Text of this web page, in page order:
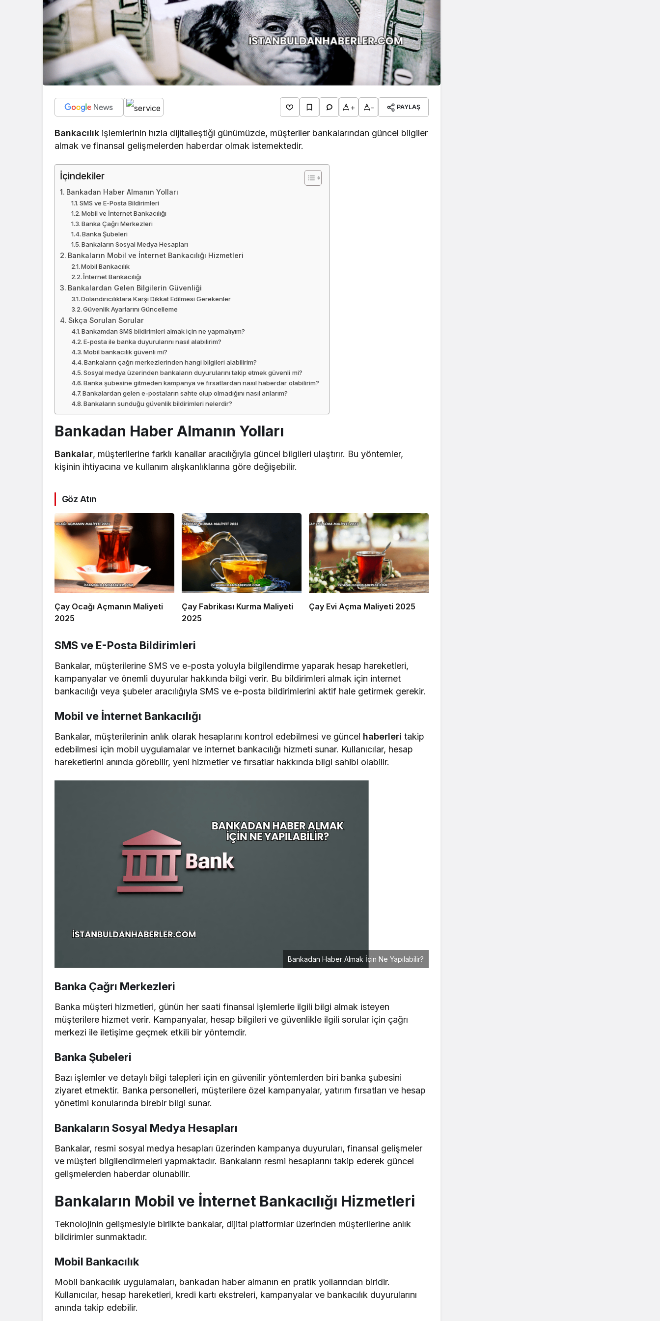
+ - PAYLAŞ
Bankacılık işlemlerinin hızla dijitalleştiği günümüzde, müşteriler bankalarından güncel bilgiler
almak ve finansal gelişmelerden haberdar olmak istemektedir.
İçindekiler
Bankadan Haber Almanın Yolları
SMS ve E-Posta Bildirimleri
Mobil ve İnternet Bankacılığı
Banka Çağrı Merkezleri
Banka Şubeleri
Bankaların Sosyal Medya Hesapları
Bankaların Mobil ve İnternet Bankacılığı Hizmetleri
Mobil Bankacılık
İnternet Bankacılığı
Bankalardan Gelen Bilgilerin Güvenliği
Dolandırıcılıklara Karşı Dikkat Edilmesi Gerekenler
Güvenlik Ayarlarını Güncelleme
Sıkça Sorulan Sorular
Bankamdan SMS bildirimleri almak için ne yapmalıyım?
E-posta ile banka duyurularını nasıl alabilirim?
Mobil bankacılık güvenli mi?
Bankaların çağrı merkezlerinden hangi bilgileri alabilirim?
Sosyal medya üzerinden bankaların duyurularını takip etmek güvenli mi?
Banka şubesine gitmeden kampanya ve fırsatlardan nasıl haberdar olabilirim?
Bankalardan gelen e-postaların sahte olup olmadığını nasıl anlarım?
Bankaların sunduğu güvenlik bildirimleri nelerdir?
Bankadan Haber Almanın Yolları
Bankalar, müşterilerine farklı kanallar aracılığıyla güncel bilgileri ulaştırır. Bu yöntemler,
kişinin ihtiyacına ve kullanım alışkanlıklarına göre değişebilir.
Göz Atın
Çay Ocağı Açmanın Maliyeti
2025
Çay Fabrikası Kurma Maliyeti
2025
Çay Evi Açma Maliyeti 2025
SMS ve E-Posta Bildirimleri
Bankalar, müşterilerine SMS ve e-posta yoluyla bilgilendirme yaparak hesap hareketleri,
kampanyalar ve önemli duyurular hakkında bilgi verir. Bu bildirimleri almak için internet
bankacılığı veya şubeler aracılığıyla SMS ve e-posta bildirimlerini aktif hale getirmek gerekir.
Mobil ve İnternet Bankacılığı
Bankalar, müşterilerinin anlık olarak hesaplarını kontrol edebilmesi ve güncel haberleritakip
edebilmesi için mobil uygulamalar ve internet bankacılığı hizmeti sunar. Kullanıcılar, hesap
hareketlerini anında görebilir, yeni hizmetler ve fırsatlar hakkında bilgi sahibi olabilir.
Bankadan Haber Almak İçin Ne Yapılabilir?
Banka Çağrı Merkezleri
Banka müşteri hizmetleri, günün her saati finansal işlemlerle ilgili bilgi almak isteyen
müşterilere hizmet verir. Kampanyalar, hesap bilgileri ve güvenlikle ilgili sorular için çağrı
merkezi ile iletişime geçmek etkili bir yöntemdir.
Banka Şubeleri
Bazı işlemler ve detaylı bilgi talepleri için en güvenilir yöntemlerden biri banka şubesini
ziyaret etmektir. Banka personelleri, müşterilere özel kampanyalar, yatırım fırsatları ve hesap
yönetimi konularında birebir bilgi sunar.
Bankaların Sosyal Medya Hesapları
Bankalar, resmi sosyal medya hesapları üzerinden kampanya duyuruları, finansal gelişmeler
ve müşteri bilgilendirmeleri yapmaktadır. Bankaların resmi hesaplarını takip ederek güncel
gelişmelerden haberdar olunabilir.
Bankaların Mobil ve İnternet Bankacılığı Hizmetleri
Teknolojinin gelişmesiyle birlikte bankalar, dijital platformlar üzerinden müşterilerine anlık
bildirimler sunmaktadır.
Mobil Bankacılık
Mobil bankacılık uygulamaları, bankadan haber almanın en pratik yollarından biridir.
Kullanıcılar, hesap hareketleri, kredi kartı ekstreleri, kampanyalar ve bankacılık duyurularını
anında takip edebilir.